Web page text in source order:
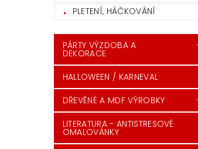
PLETENÍ, HÁČKOVÁNÍ
PÁRTY VÝZDOBA A
DEKORACE
HALLOWEEN / KARNEVAL
DŘEVĚNÉ A MDF VÝROBKY
LITERATURA - ANTISTRESOVÉ
OMALOVÁNKY